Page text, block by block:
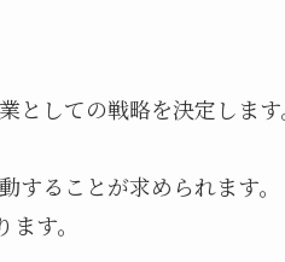
しての戦略を決定します
ることが求められます。
す。